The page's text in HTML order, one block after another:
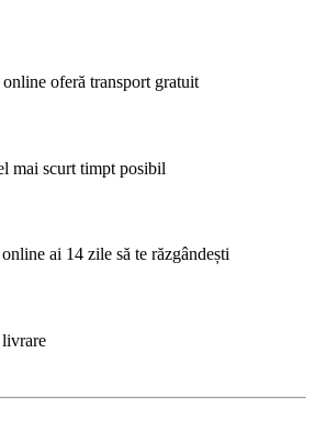
oferă transport gratuit
mai scurt timpt posibil
ai 14 zile să te răzgândești